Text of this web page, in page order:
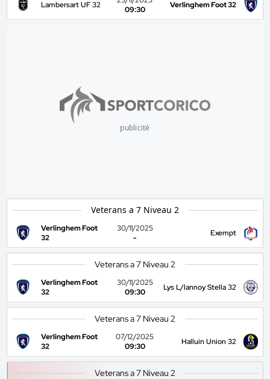
Lambersart UF 32
09:30
Verlinghem Foot 32
publicité
Veterans a 7 Niveau 2
Verlinghem Foot
32
30/11/2025
-
Exempt
Veterans a 7 Niveau 2
Verlinghem Foot
32
30/11/2025
09:30
Lys L/lannoy Stella 32
Veterans a 7 Niveau 2
Verlinghem Foot
32
07/12/2025
09:30
Halluin Union 32
Veterans a 7 Niveau 2